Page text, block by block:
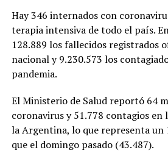
Hay 346 internados con
terapia intensiva de todo el país.
128.889 los fallecidos registrados
nacional y 9.230.573 los
pandemia.
El Ministerio de Salud reportó 64
coronavirus y 51.778 contagios en
la Argentina, lo que representa un
que el domingo pasado (43.487).